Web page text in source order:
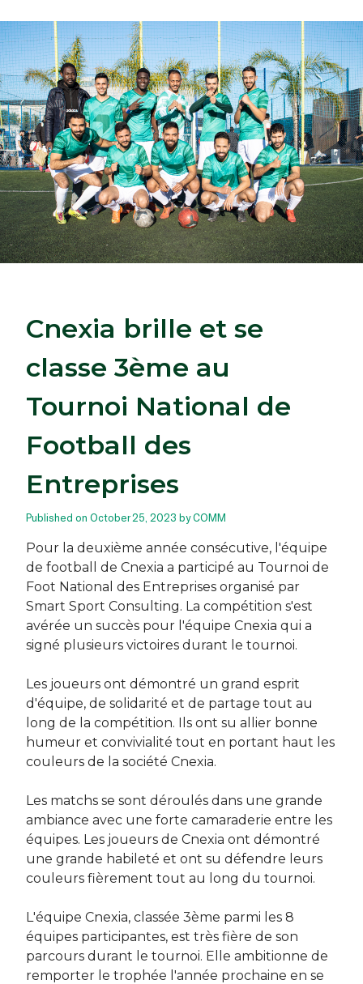
Cnexia brille et se
classe 3ème au
Tournoi National de
Football des
Entreprises
Published on October 25, 2023 by COMM
Pour la deuxième année consécutive, l'équipe
de football de Cnexia a participé au Tournoi de
Foot National des Entreprises organisé par
Smart Sport Consulting. La compétition s'est
avérée un succès pour l'équipe Cnexia qui a
signé plusieurs victoires durant le tournoi.
Les joueurs ont démontré un grand esprit
d'équipe, de solidarité et de partage tout au
long de la compétition. Ils ont su allier bonne
humeur et convivialité tout en portant haut les
couleurs de la société Cnexia.
Les matchs se sont déroulés dans une grande
ambiance avec une forte camaraderie entre les
équipes. Les joueurs de Cnexia ont démontré
une grande habileté et ont su défendre leurs
couleurs fièrement tout au long du tournoi.
L'équipe Cnexia, classée 3ème parmi les 8
équipes participantes, est très fière de son
parcours durant le tournoi. Elle ambitionne de
remporter le trophée l'année prochaine en se